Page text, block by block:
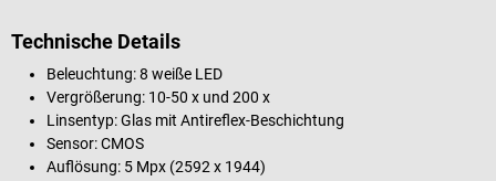
Technische Details
Beleuchtung: 8 weiße LED
Vergrößerung: 10-50 x und 200 x
Linsentyp: Glas mit Antireflex-Beschichtung
Sensor: CMOS
Auflösung: 5 Mpx (2592 x 1944)